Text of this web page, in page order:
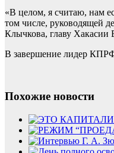
«В целом, я считаю, нам
том числе, руководящей
Клычкова, главу Хакасии
В завершение лидер КПРФ
Похожие новости